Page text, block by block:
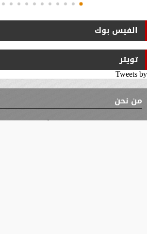
الفيس بوك
تويتر
Tweets by
من نحن